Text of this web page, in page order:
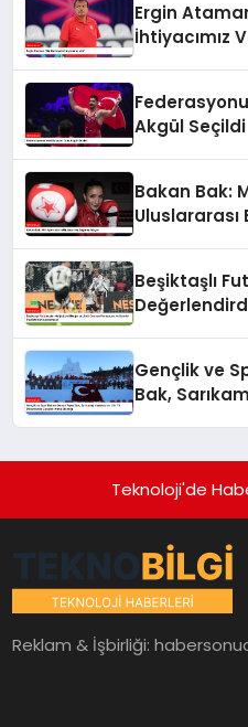
Ergin
İhtiyacımız
Akgül Seçildi
Bakan Bak:
Uluslararası
Beşiktaşlı
Gençlik ve
Bak,
Teknoloji'de
Reklam & İşbirliği: